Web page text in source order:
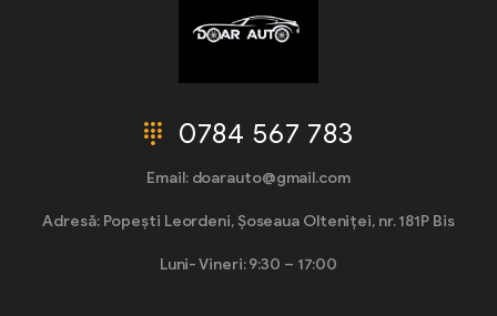
0784 567 783
Email: doarauto@gmail.com
Adresă: Popești Leordeni, Șoseaua Olteniței, nr. 181P Bis
Luni- Vineri: 9:30 – 17:00